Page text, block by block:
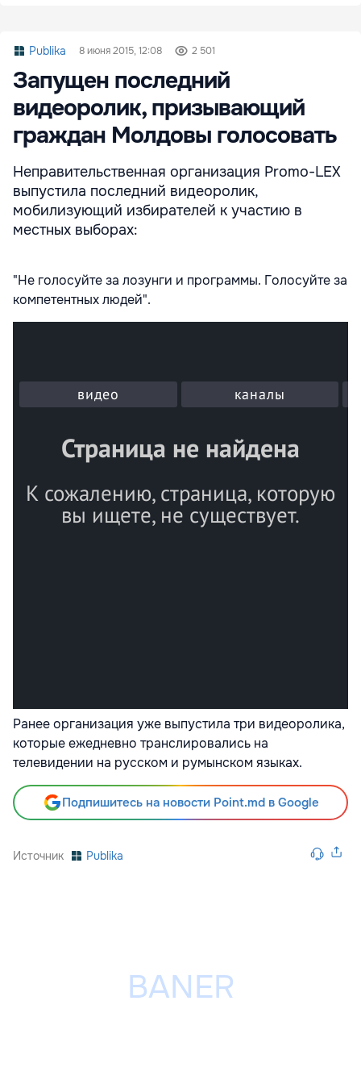
Publika 8 июня 2015, 12:08 2 501
Запущен последний
видеоролик, призывающий
граждан Молдовы голосовать
Неправительственная организация Promo-LEX
выпустила последний видеоролик,
мобилизующий избирателей к участию в
местных выборах:
"Не голосуйте за лозунги и программы. Голосуйте за
компетентных людей".
Ранее организация уже выпустила три видеоролика,
которые ежедневно транслировались на
телевидении на русском и румынском языках.
Подпишитесь на новости Point.md в Google
Источник Publika